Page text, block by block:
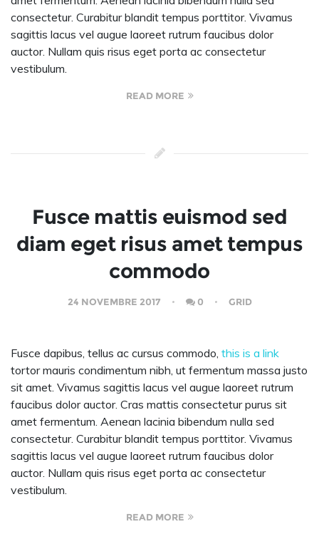
consectetur. Curabitur blandit tempus porttitor. Vivamus
sagittis lacus vel augue laoreet rutrum faucibus dolor
auctor. Nullam quis risus eget porta ac consectetur
vestibulum.
READ MORE
Fusce mattis euismod sed
diam eget risus amet tempus
commodo
24 NOVEMBRE 2017 0 GRID
Fusce dapibus, tellus ac cursus commodo, this is a link
tortor mauris condimentum nibh, ut fermentum massa justo
sit amet. Vivamus sagittis lacus vel augue laoreet rutrum
faucibus dolor auctor. Cras mattis consectetur purus sit
amet fermentum. Aenean lacinia bibendum nulla sed
consectetur. Curabitur blandit tempus porttitor. Vivamus
sagittis lacus vel augue laoreet rutrum faucibus dolor
auctor. Nullam quis risus eget porta ac consectetur
vestibulum.
READ MORE